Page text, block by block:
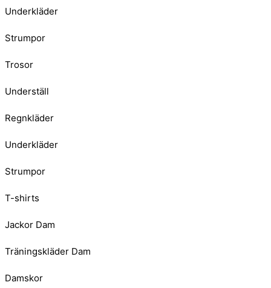
Underkläder
Strumpor
Trosor
Underställ
Regnkläder
Underkläder
Strumpor
T-shirts
Jackor Dam
Träningskläder Dam
Damskor